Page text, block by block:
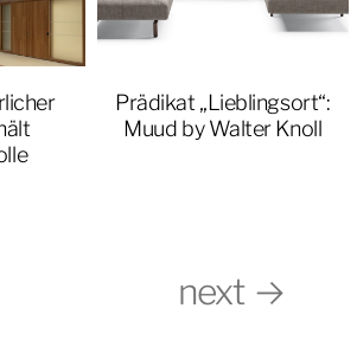
Prädikat „Lieblingsort“:
Muud by Walter Knoll
next →